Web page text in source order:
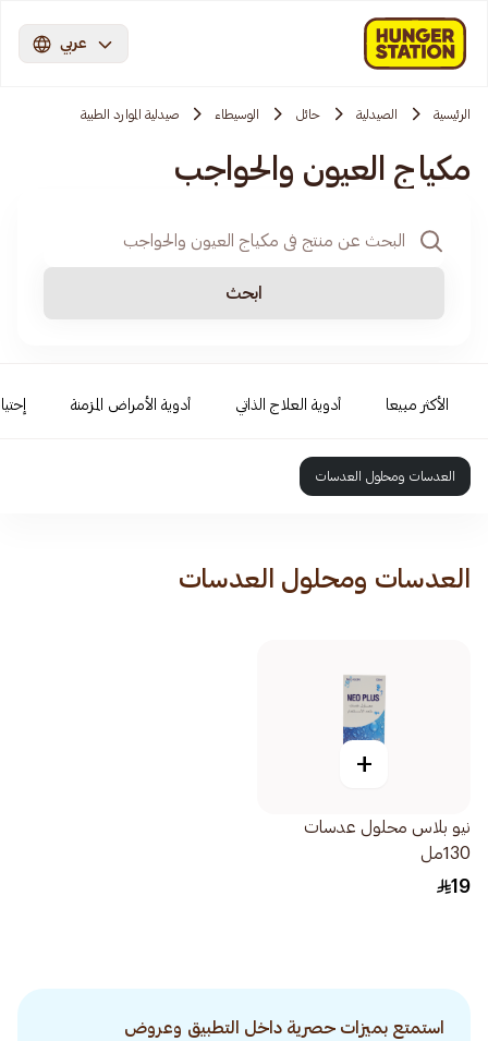
عربي
الرئيسية الصيدلية حائل الوسيطاء صيدلية الموارد الطبية
مكياج العيون والحواجب
ابحث
الأكثر مبيعا أدوية العلاج الذاتي أدوية الأمراض المزمنة
العدسات ومحلول العدسات
العدسات ومحلول العدسات
+
نيو بلاس محلول عدسات
130مل
19
استمتع بميزات حصرية داخل التطبيق وعروض